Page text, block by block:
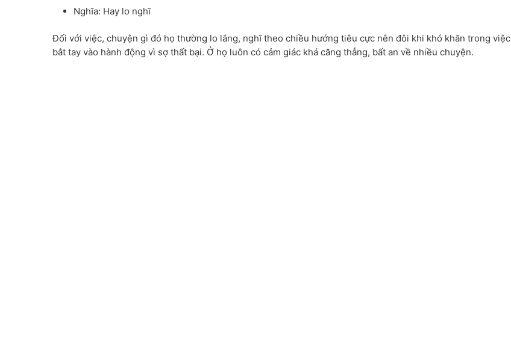
Nghĩa: Hay lo nghĩ
Đối với việc, chuyện gì đó họ thường lo lắng, nghĩ theo chiều hướng tiêu cực nên đôi khi khó khăn trong việc
bắt tay vào hành động vì sợ thất bại. Ở họ luôn có cảm giác khá căng thẳng, bất an về nhiều chuyện.